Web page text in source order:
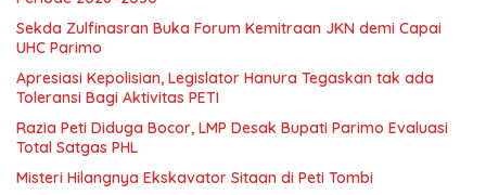
Sekda Zulfinasran Buka Forum Kemitraan JKN demi Capai
UHC Parimo
Apresiasi Kepolisian, Legislator Hanura Tegaskan tak ada
Toleransi Bagi Aktivitas PETI
Razia Peti Diduga Bocor, LMP Desak Bupati Parimo Evaluasi
Total Satgas PHL
Misteri Hilangnya Ekskavator Sitaan di Peti Tombi